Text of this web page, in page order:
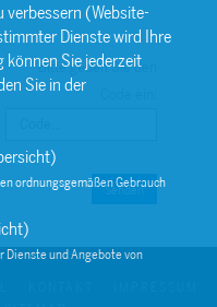
Bitte geben Sie den
Senden
verbessern (Website-
Dienste wird Ihre
Sie jederzeit
Sie in der
)
ordnungsgemäßen Gebrauch
)
Dienste und Angebote von